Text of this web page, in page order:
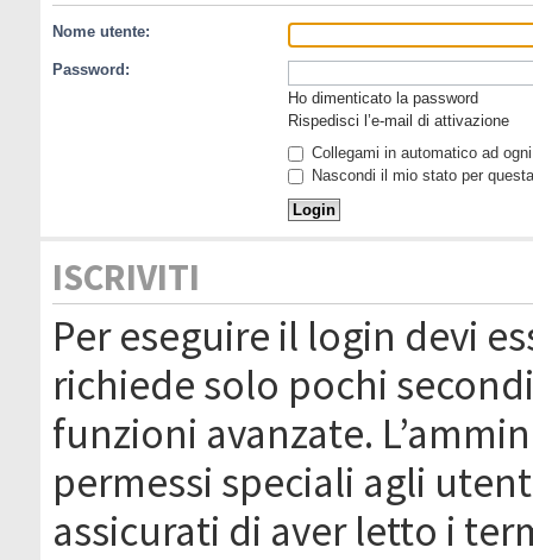
Nome utente:
Password:
Ho dimenticato la password
Rispedisci l’e-mail di attivazione
Collegami in automatico ad
Nascondi il mio stato per
ISCRIVITI
Per eseguire il login devi
richiede solo pochi
funzioni avanzate.
permessi speciali agli
assicurati di aver letto i